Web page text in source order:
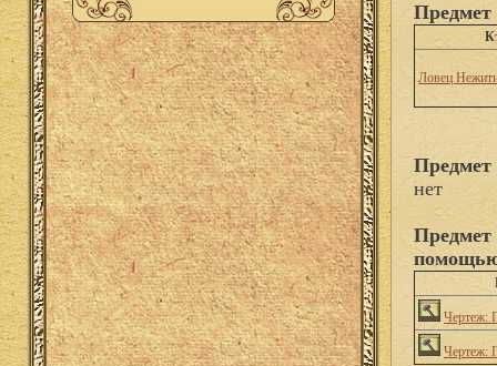
Ловец
нет
Чертеж:
Чертеж: